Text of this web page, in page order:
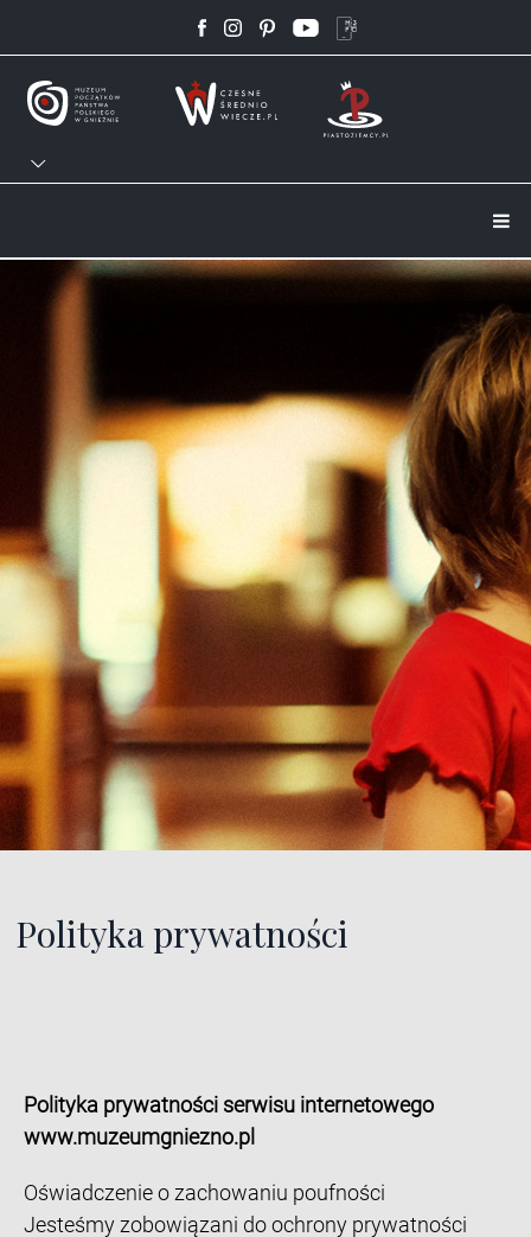
Polityka prywatności
Polityka prywatności serwisu internetowego
www.muzeumgniezno.pl
Oświadczenie o zachowaniu poufności
Jesteśmy zobowiązani do ochrony prywatności